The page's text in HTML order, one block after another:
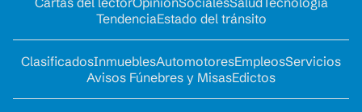
TendenciaEstado del tránsito
ClasificadosInmueblesAutomotoresEmpleosServicios
Avisos Fúnebres y MisasEdictos